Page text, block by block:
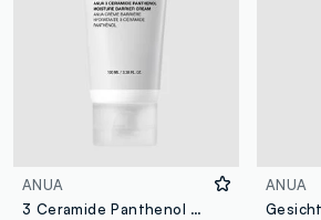
ANUA
3 Ceramide Panthenol Moisture Barrier Cream 100 ml - Korean Skincare
ANUA